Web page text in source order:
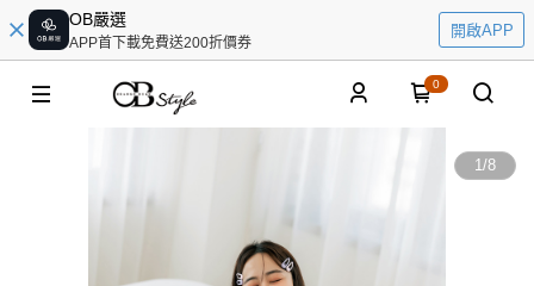
OB嚴選
APP首下載免費送200折價券
開啟APP
0
1/8